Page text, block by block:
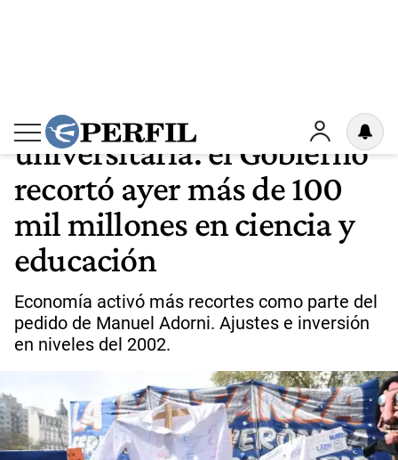
universitaria: el Gobierno
recortó ayer más de 100
mil millones en ciencia y
educación
pedido de Manuel Adorni. Ajustes e inversión
en niveles del 2002.